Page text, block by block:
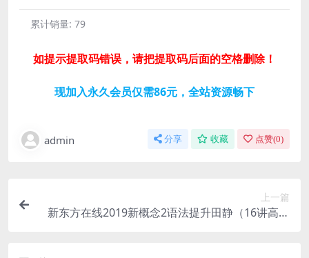
累计销量: 79
如提示提取码错误，请把提取码后面的空格删除！
现加入永久会员仅需86元，全站资源畅下
admin 分享 收藏 点赞(0)
上一篇
新东方在线2019新概念2语法提升田静（16讲高清